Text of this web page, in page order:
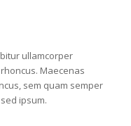
ullamcorper
Maecenas
sem quam semper
ipsum.